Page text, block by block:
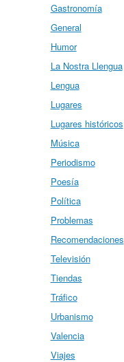
Gastronomía
General
Humor
La Nostra Llengua
Lengua
Lugares
Lugares históricos
Música
Periodismo
Poesía
Política
Problemas
Recomendaciones
Televisión
Tiendas
Tráfico
Urbanismo
Valencia
Viajes